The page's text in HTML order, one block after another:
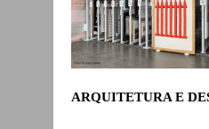
ARQUITETURA E